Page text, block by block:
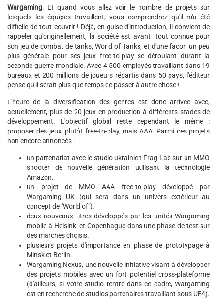
Wargaming. Et quand vous allez voir le nombre de projets sur
lesquels les équipes travaillent, vous comprendrez qu'il m'a été
difficile de tout couvrir ! Déjà, en guise d'introduction, il convient de
rappeler qu'originellement, la société est avant tout connue pour
son jeu de combat de tanks, World of Tanks, et d'une façon un peu
plus générale pour ses jeux free-to-play se déroulant durant la
seconde guerre mondiale. Avec 4 500 employés travaillant dans 19
bureaux et 200 millions de joueurs répartis dans 50 pays, l'éditeur
pense qu'il serait plus que temps de passer à autre chose !
L'heure de la diversification des genres est donc arrivée avec,
actuellement, plus de 20 jeux en production à différents stades de
développement. L'objectif global reste cependant le même :
proposer des jeux, plutôt free-to-play, mais AAA. Parmi ces projets
non encore annoncés :
un partenariat avec le studio ukrainien Frag Lab sur un MMO
shooter de nouvelle génération utilisant la technologie
Amazon.
un projet de MMO AAA free-to-play développé par
Wargaming UK (qui sera dans un univers extérieur au
concept de "World of").
deux nouveaux titres développés par les unités Wargaming
mobile à Helsinki et Copenhague dans une phase de test sur
des marchés choisis.
plusieurs projets d'importance en phase de prototypage à
Minsk et Berlin.
Wargaming Nexus, une nouvelle initiative visant à développer
des projets mobiles avec un fort potentiel cross-plateforme
(d'ailleurs, si votre studio rentre dans ce cadre, Wargaming
est en recherche de studios partenaires travaillant sous UE4).